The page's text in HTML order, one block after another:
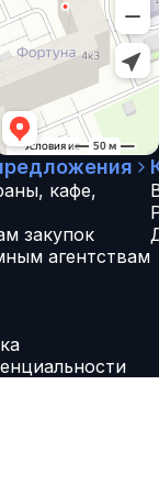
кафе,
закупок
агентствам